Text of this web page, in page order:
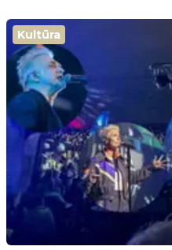
Kultūra